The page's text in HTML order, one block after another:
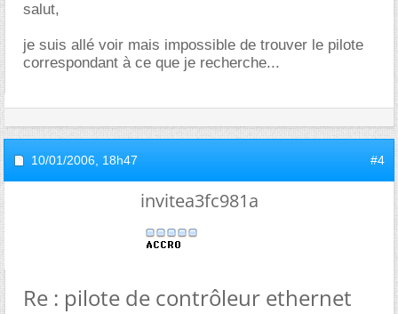
salut,
je suis allé voir mais impossible de trouver le pilote
correspondant à ce que je recherche...
10/01/2006, 18h47 #4
invitea3fc981a
Re : pilote de contrôleur ethernet